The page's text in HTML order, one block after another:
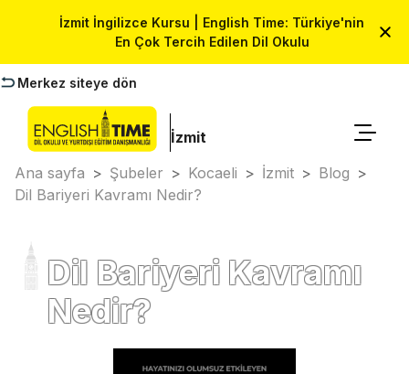
İzmit İngilizce Kursu | English Time: Türkiye'nin
En Çok Tercih Edilen Dil Okulu
Merkez siteye dön
İzmit
Ana sayfa > Şubeler > Kocaeli > İzmit > Blog >
Dil Bariyeri Kavramı Nedir?
Dil Bariyeri Kavramı
Nedir?